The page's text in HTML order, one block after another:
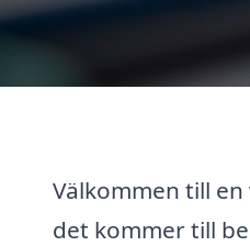
Välkommen till
det kommer till